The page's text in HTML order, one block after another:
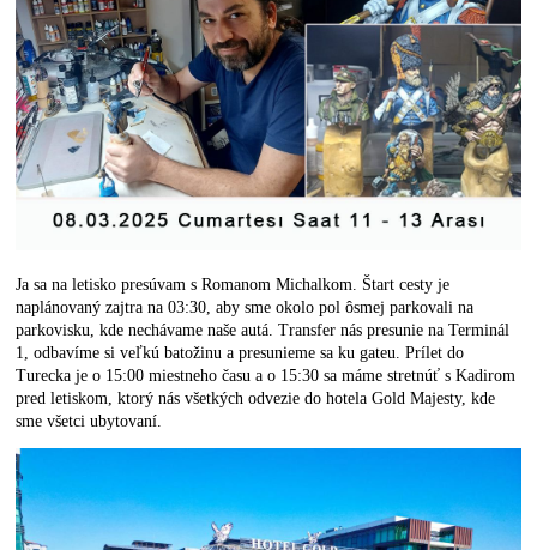
Ja sa na letisko presúvam s Romanom Michalkom. Štart cesty je
naplánovaný zajtra na 03:30, aby sme okolo pol ôsmej parkovali na
parkovisku, kde nechávame naše autá. Transfer nás presunie na Terminál
1, odbavíme si veľkú batožinu a presunieme sa ku gateu. Prílet do
Turecka je o 15:00 miestneho času a o 15:30 sa máme stretnúť s Kadirom
pred letiskom, ktorý nás všetkých odvezie do hotela Gold Majesty, kde
sme všetci ubytovaní.